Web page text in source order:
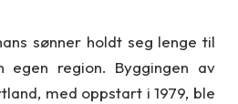
sønner holdt seg lenge til
egen region. Byggingen av
med oppstart i 1979, ble